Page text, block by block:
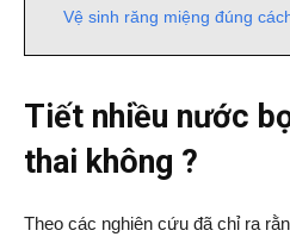
Vệ sinh răng miệng đúng
Tiết nhiều nước
thai không ?
Theo các nghiên cứu đã chỉ ra